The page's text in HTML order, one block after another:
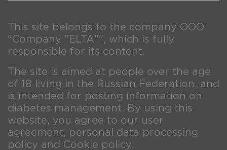
This site belongs to the company OOO
"Company "ELTA"", which is fully
responsible for its content.
The site is aimed at people over the age
of 18 living in the Russian Federation, and
is intended for posting information on
diabetes management. By using this
website, you agree to our user
agreement, personal data processing
policy and Cookie policy.